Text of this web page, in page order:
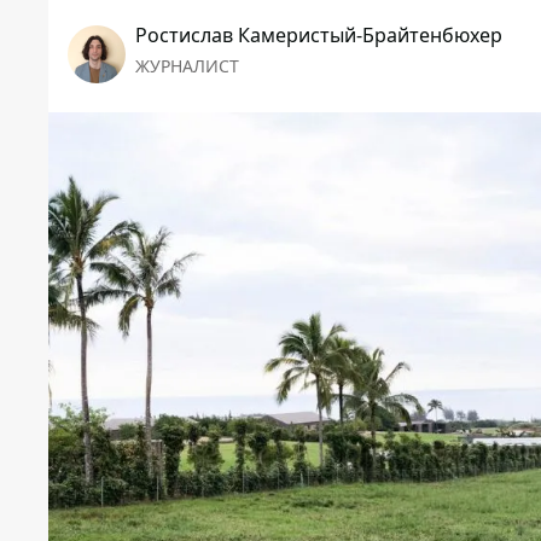
Ростислав Камеристый-Брайтенбюхер
ЖУРНАЛИСТ